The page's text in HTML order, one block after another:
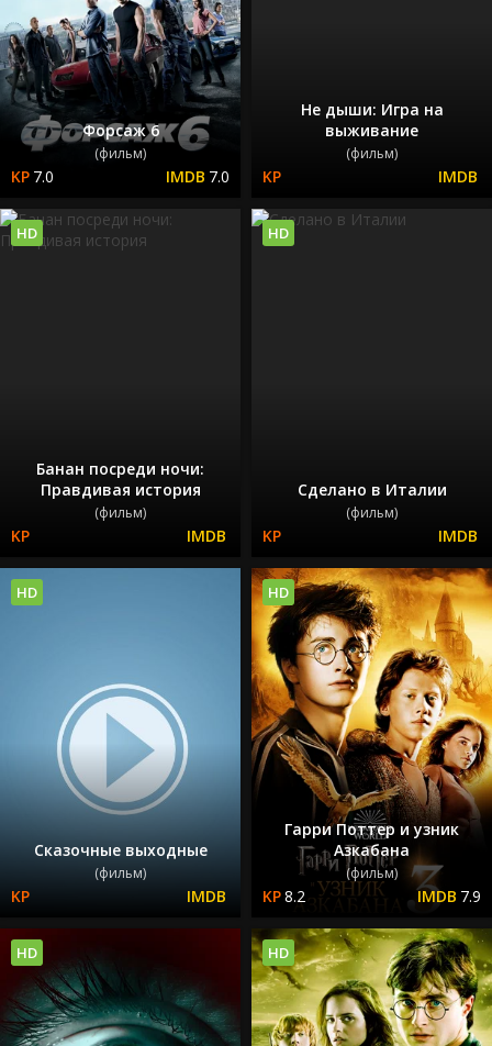
Форсаж 6
(фильм)
7.0 7.0
Не дыши: Игра на
выживание
(фильм)
Банан посреди ночи:
Правдивая история
(фильм)
HD
Сделано в Италии
(фильм)
HD
Сказочные выходные
(фильм)
HD
Гарри Поттер и узник
Азкабана
(фильм)
8.2 7.9
HD
HD HD